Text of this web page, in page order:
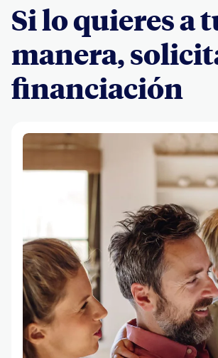
Si lo quieres a
manera,
financiación